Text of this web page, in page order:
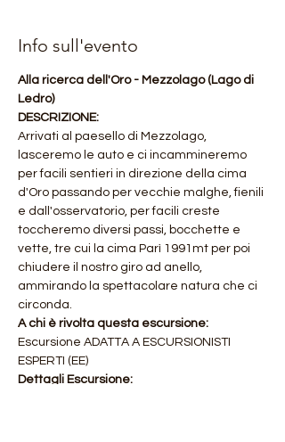
Info sull'evento
Alla ricerca dell'Oro - Mezzolago (Lago di
Ledro)
DESCRIZIONE:
Arrivati al paesello di Mezzolago,
lasceremo le auto e ci incammineremo
per facili sentieri in direzione della cima
d'Oro passando per vecchie malghe, fienili
e dall'osservatorio, per facili creste
toccheremo diversi passi, bocchette e
vette, tre cui la cima Parì 1991mt per poi
chiudere il nostro giro ad anello,
ammirando la spettacolare natura che ci
circonda.
A chi è rivolta questa escursione:
Escursione ADATTA A ESCURSIONISTI
ESPERTI (EE)
Dettagli Escursione: